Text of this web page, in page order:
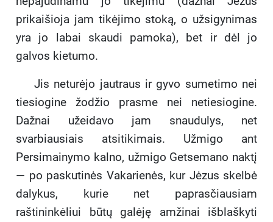
prikaišioja jam tikėjimo stoką, o užsigynimas
yra jo labai skaudi pamoka), bet ir dėl jo
galvos kietumo.
Jis neturėjo jautraus ir gyvo sumetimo nei
tiesiogine žodžio prasme nei netiesiogine.
Dažnai užeidavo jam snaudulys, net
svarbiausiais atsitikimais. Užmigo ant
Persimainymo kalno, užmigo Getsemano naktį
— po paskutinės Vakarienės, kur Jėzus skelbė
dalykus, kurie net paprasčiausiam
raštininkėliui būtų galėję amžinai išblaškyti